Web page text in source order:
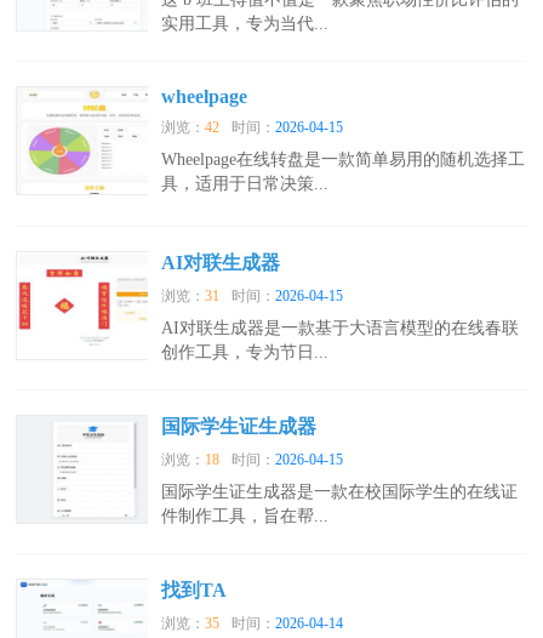
实用工具，专为当代...
wheelpage
浏览：42 时间：2026-04-15
Wheelpage在线转盘是一款简单易用的随机选择工
具，适用于日常决策...
AI对联生成器
浏览：31 时间：2026-04-15
AI对联生成器是一款基于大语言模型的在线春联
创作工具，专为节日...
国际学生证生成器
浏览： 18 时间：2026-04-15
国际学生证生成器是一款在校国际学生的在线证
件制作工具，旨在帮...
找到TA
浏览：35 时间：2026-04-14